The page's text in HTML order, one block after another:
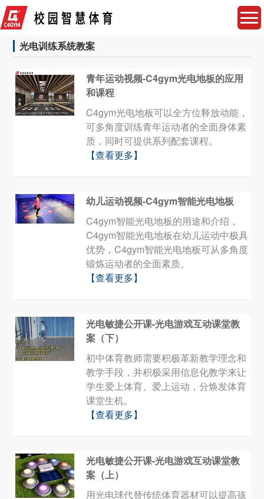
光电训练系统教案
青年运动视频-C4gym光电地板的应用
和课程
C4gym光电地板可以全方位释放动能，
可多角度训练青年运动者的全面身体素
质，同时可提供系列配套课程。
【查看更多】
幼儿运动视频-C4gym智能光电地板
C4gym智能光电地板的用途和介绍，
C4gym智能光电地板在幼儿运动中极具
优势，C4gym智能光电地板可从多角度
锻炼运动者的全面素质。
【查看更多】
光电敏捷公开课-光电游戏互动课堂教
案（下）
初中体育教师需要积极革新教学理念和
教学手段，并积极采用信息化教学来让
学生爱上体育、爱上运动，分焕发体育
课堂生机。
【查看更多】
光电敏捷公开课-光电游戏互动课堂教
案（上）
用光电球代替传统体育器材可以提高孩